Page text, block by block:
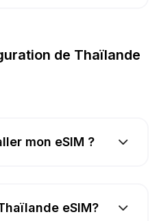
de Thaïlande
mon eSIM ?
eSIM?